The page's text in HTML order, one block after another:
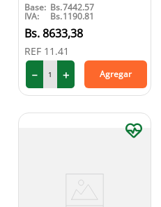
Base: Bs.7442.57
IVA: Bs.1190.81
8633,38
REF 11.41
＋
－ Agregar